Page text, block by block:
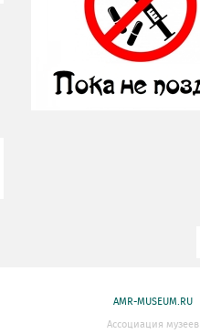
AMR-MUSEUM.RU
Ассоциация музеев